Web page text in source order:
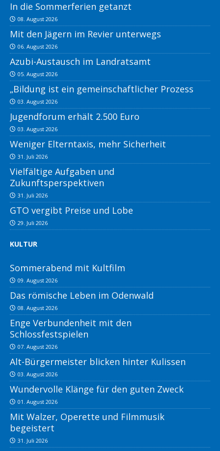
In die Sommerferien getanzt
08. August 2026
Mit den Jägern im Revier unterwegs
06. August 2026
Azubi-Austausch im Landratsamt
05. August 2026
„Bildung ist ein gemeinschaftlicher Prozess
03. August 2026
Jugendforum erhält 2.500 Euro
03. August 2026
Weniger Elterntaxis, mehr Sicherheit
31. Juli 2026
Vielfältige Aufgaben und
Zukunftsperspektiven
31. Juli 2026
GTO vergibt Preise und Lobe
29. Juli 2026
KULTUR
Sommerabend mit Kultfilm
09. August 2026
Das römische Leben im Odenwald
08. August 2026
Enge Verbundenheit mit den
Schlossfestspielen
07. August 2026
Alt-Bürgermeister blicken hinter Kulissen
03. August 2026
Wundervolle Klänge für den guten Zweck
01. August 2026
Mit Walzer, Operette und Filmmusik
begeistert
31. Juli 2026